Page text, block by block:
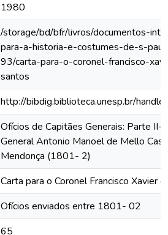
1980
/storage/bd/bfr/livros/documentos-
para-a-historia-e-costumes-de-s-
93/carta-para-o-coronel-francisco-
santos
http://bibdig.biblioteca.unesp.br/
Ofícios de Capitães Generais: Parte II-
General Antonio Manoel de Mello
Mendonça (1801- 2)
Carta para o Coronel Francisco Xavier
Ofícios enviados entre 1801- 02
65